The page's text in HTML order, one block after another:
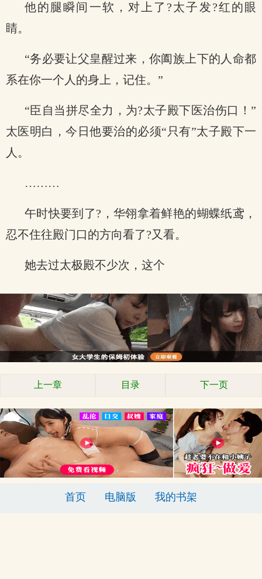
他的腿瞬间一软，对上了?太子发?红的眼
睛。
“务必要让父皇醒过来，你阖族上下的人命都
系在你一个人的身上，记住。”
“臣自当拼尽全力，为?太子殿下医治伤口！”
太医明白，今日他要治的必须“只有”太子殿下一
人。
………
午时快要到了?，华翎拿着鲜艳的蝴蝶纸鸢，
忍不住往殿门口的方向看了?又看。
她去过太极殿不少次，这个
上一章 目录 下一页
首页 电脑版 我的书架